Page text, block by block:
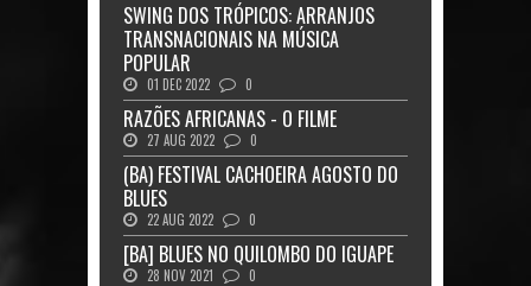
SWING DOS TRÓPICOS: ARRANJOS
TRANSNACIONAIS NA MÚSICA
POPULAR
01 DEC 2022 0
RAZÕES AFRICANAS - O FILME
27 AUG 2022 0
(BA) FESTIVAL CACHOEIRA AGOSTO DO
BLUES
22 AUG 2022 0
[BA] BLUES NO QUILOMBO DO IGUAPE
28 NOV 2021 0